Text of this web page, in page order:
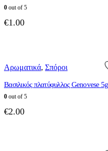
0 out of 5
€1.00
Αρωματικά, Σπόροι
Βασιλικός πλατύφυλλος Genovese
0 out of 5
€2.00